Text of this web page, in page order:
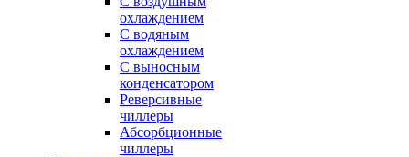
охлаждением
С водяным
охлаждением
С выносным
конденсатором
Реверсивные
чиллеры
Абсорбционные
чиллеры